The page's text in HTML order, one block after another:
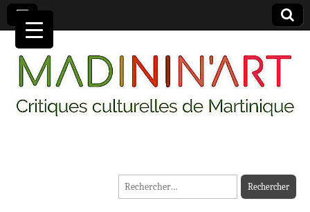
MADININ'ART
Rechercher :